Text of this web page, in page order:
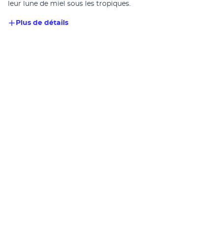
leur lune de miel sous les tropiques.
Plus de détails